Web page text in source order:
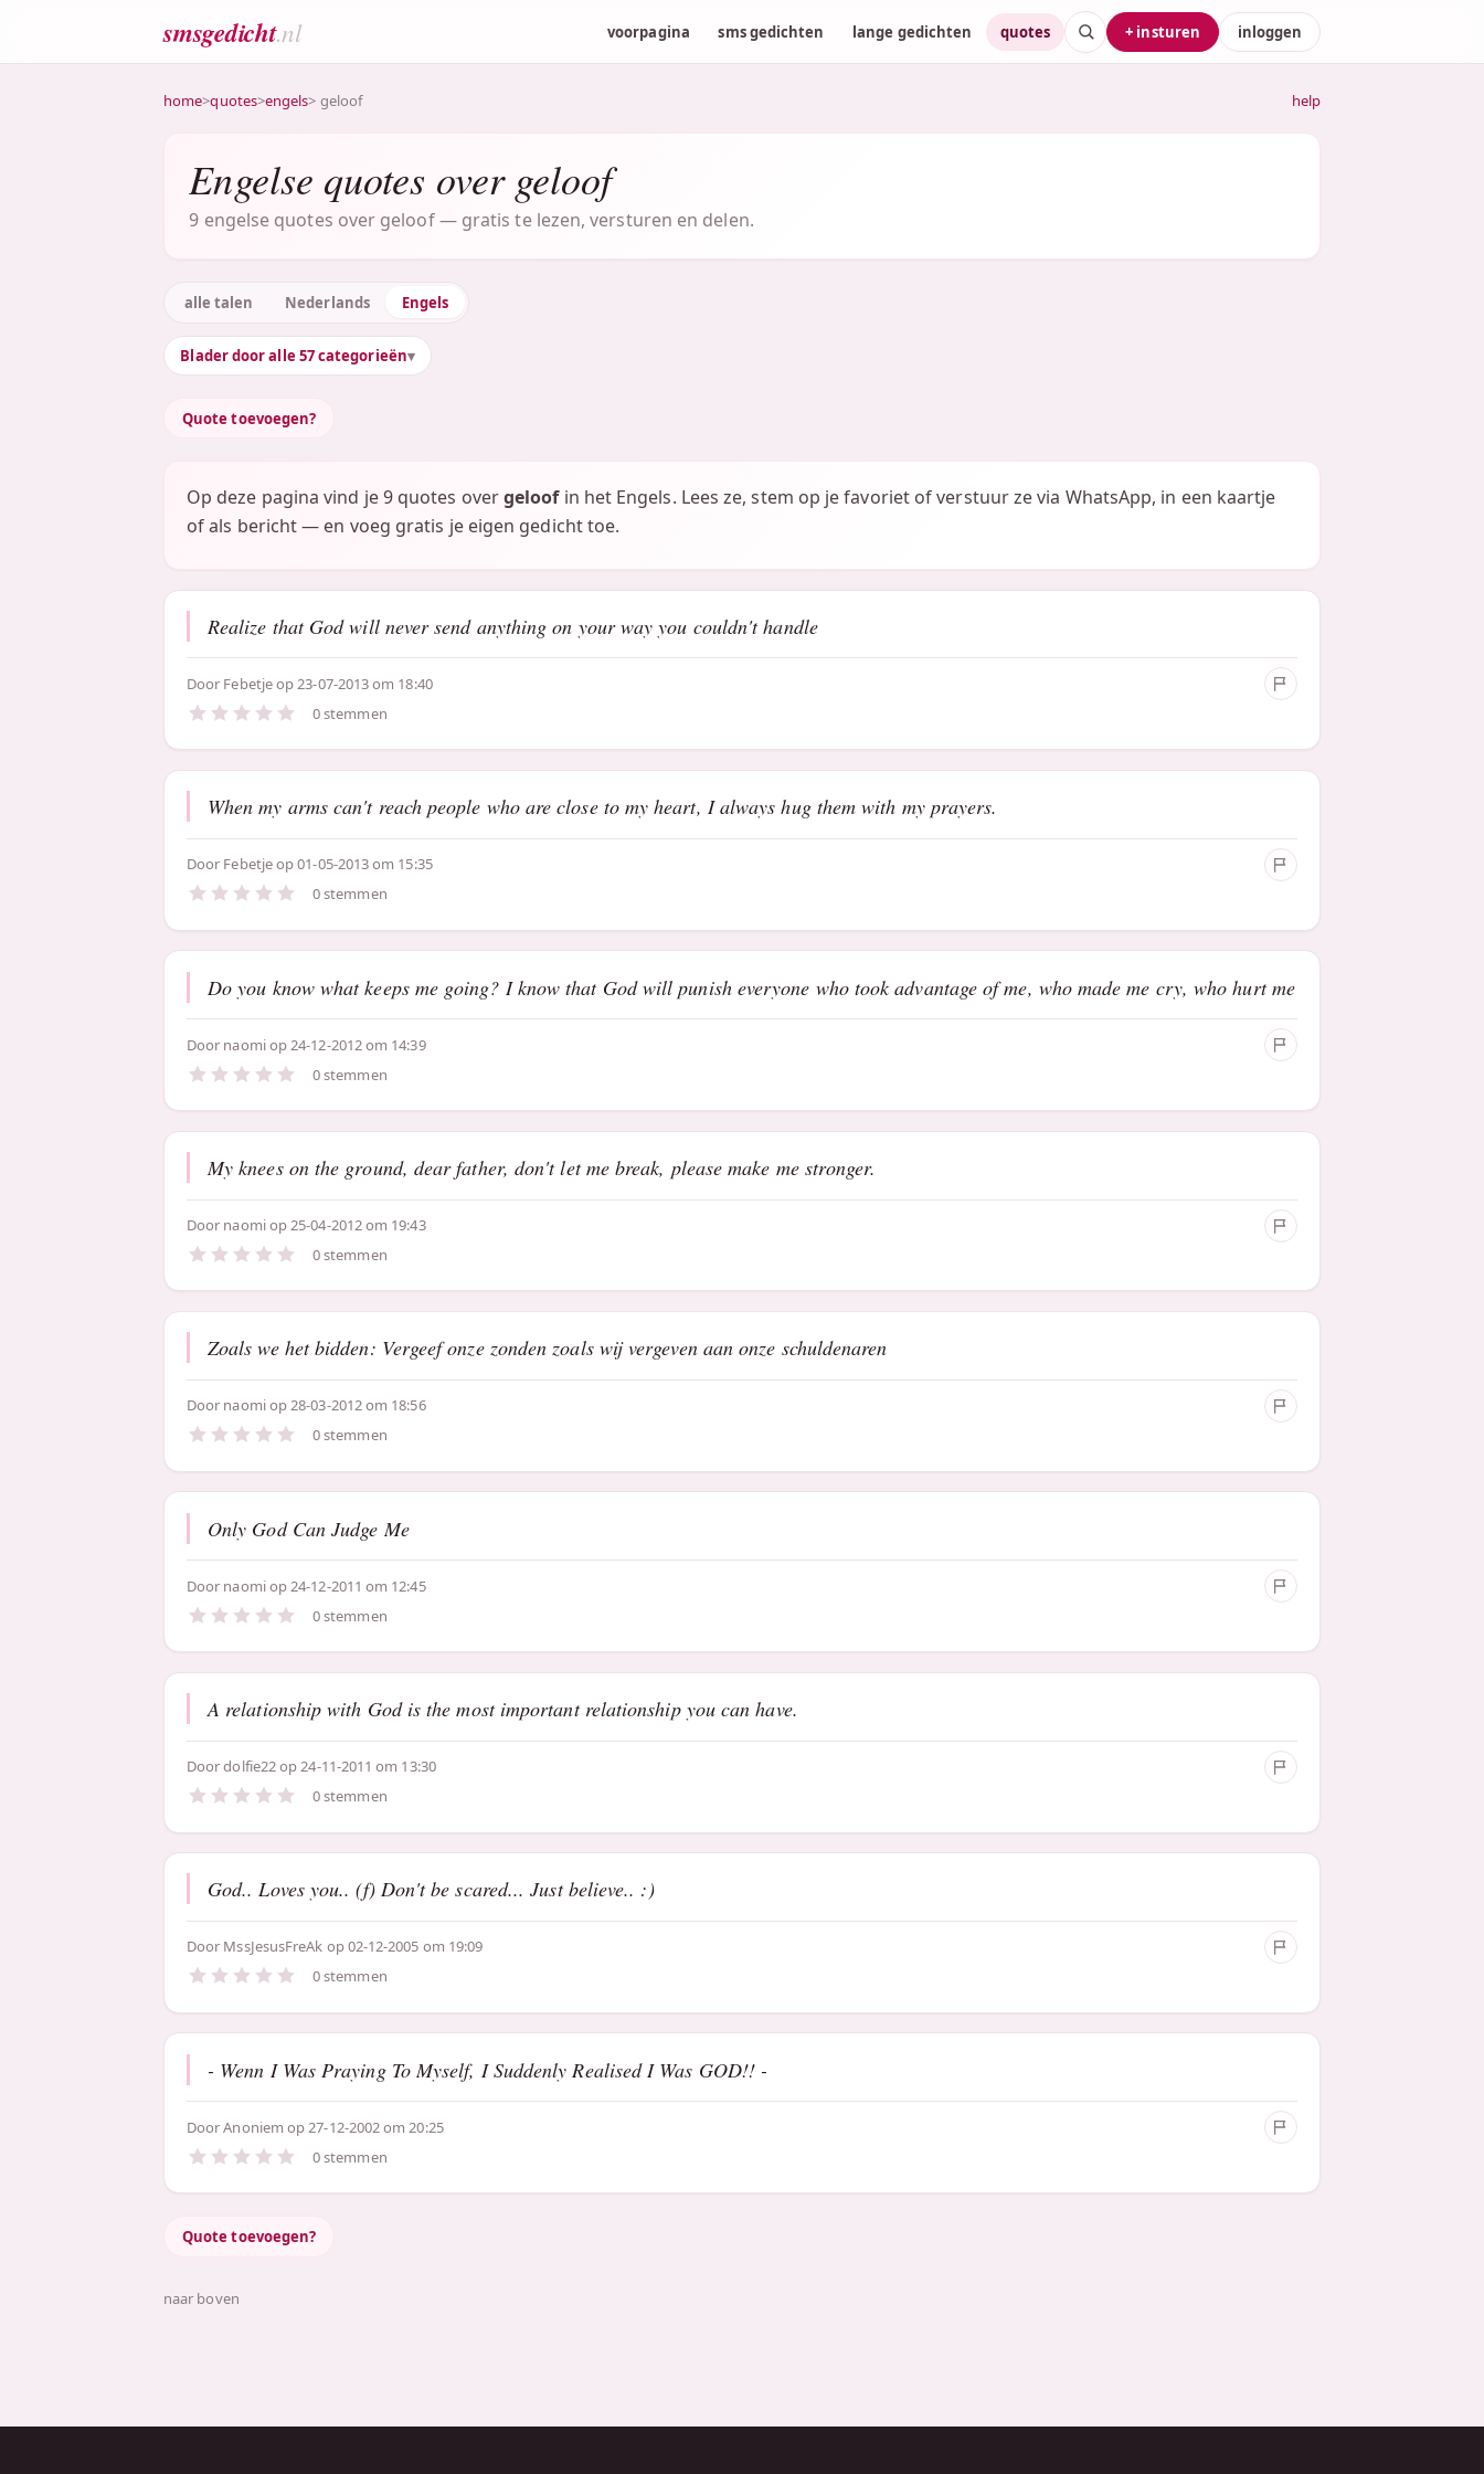
smsgedicht.nl voorpagina sms gedichten lange gedichten quotes + insturen inloggen
home>quotes>engels> geloof help
Engelse quotes over geloof
9 engelse quotes over geloof — gratis te lezen, versturen en delen.
alle talen Nederlands Engels
Blader door alle 57 categorieën
Quote toevoegen?
Op deze pagina vind je 9 quotes overgeloofin het Engels. Lees ze, stem op je favoriet of verstuur ze via WhatsApp, in een kaartje
of als bericht — en voeg gratis je eigen gedicht toe.
Realize that God will never send anything on your way you couldn't handle
Door Febetjeop 23-07-2013 om 18:40
0 stemmen
When my arms can't reach people who are close to my heart, I always hug them with my prayers.
Door Febetjeop 01-05-2013 om 15:35
0 stemmen
Do you know what keeps me going? I know that God will punish everyone who took advantage of me, who made me cry, who hurt me
Door naomiop 24-12-2012 om 14:39
0 stemmen
My knees on the ground, dear father, don't let me break, please make me stronger.
Door naomiop 25-04-2012 om 19:43
0 stemmen
Zoals we het bidden: Vergeef onze zonden zoals wij vergeven aan onze schuldenaren
Door naomiop 28-03-2012 om 18:56
0 stemmen
Only God Can Judge Me
Door naomiop 24-12-2011 om 12:45
0 stemmen
A relationship with God is the most important relationship you can have.
Doordolfie22op 24-11-2011 om 13:30
0 stemmen
God.. Loves you.. (f) Don't be scared... Just believe.. :)
Door MssJesusFreAk op 02-12-2005 om 19:09
0 stemmen
- Wenn I Was Praying To Myself, I Suddenly Realised I Was GOD!! -
DoorAnoniem op 27-12-2002 om 20:25
0 stemmen
Quote toevoegen?
naar boven